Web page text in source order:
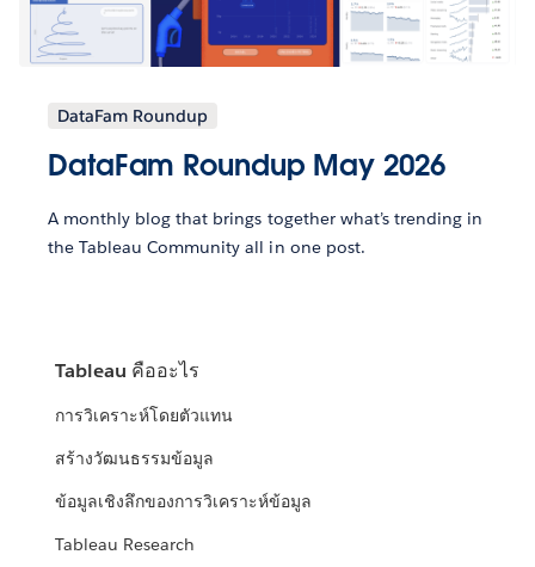
DataFam Roundup
DataFam Roundup May 2026
A monthly blog that brings together what’s trending in
the Tableau Community all in one post.
Tableau คืออะไร
การวิเคราะห์โดยตัวแทน
สร้างวัฒนธรรมข้อมูล
ข้อมูลเชิงลึกของการวิเคราะห์ข้อมูล
Tableau Research